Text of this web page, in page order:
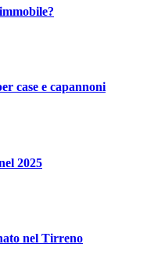
case e capannoni
2025
nel Tirreno